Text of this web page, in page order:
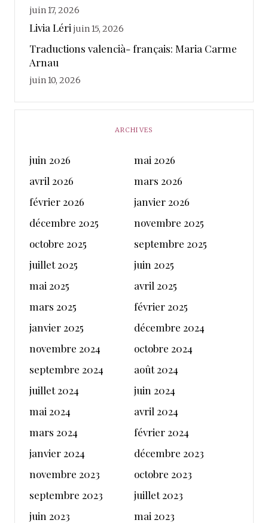
juin 17, 2026
Livia Léri juin 15, 2026
Traductions valencià- français: Maria Carme
Arnau
juin 10, 2026
ARCHIVES
juin 2026
mai 2026
avril 2026
mars 2026
février 2026
janvier 2026
décembre 2025
novembre 2025
octobre 2025
septembre 2025
juillet 2025
juin 2025
mai 2025
avril 2025
mars 2025
février 2025
janvier 2025
décembre 2024
novembre 2024
octobre 2024
septembre 2024
août 2024
juillet 2024
juin 2024
mai 2024
avril 2024
mars 2024
février 2024
janvier 2024
décembre 2023
novembre 2023
octobre 2023
septembre 2023
juillet 2023
juin 2023
mai 2023